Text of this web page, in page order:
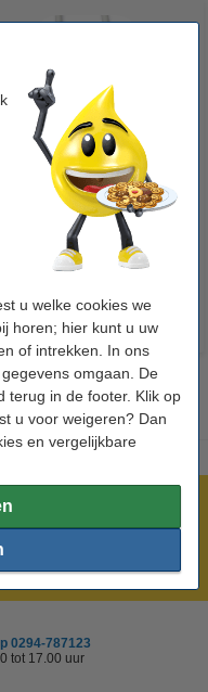
u welke cookies we
horen; hier kunt u uw
of intrekken. In ons
omgaan. De
terug in de footer. Klik op
u voor weigeren? Dan
en vergelijkbare
Apple iPhone Lightning
oplaadkabel wit (2 meter)
€ 13,95 Incl. 21% btw
0294-787123
tot 17.00 uur